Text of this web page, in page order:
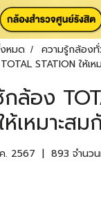
หมด
ความรู้กล้องทั่
STATION ให้เ
กล้อง
ห้เหมาะส
. 2567 | 893 จำนวน